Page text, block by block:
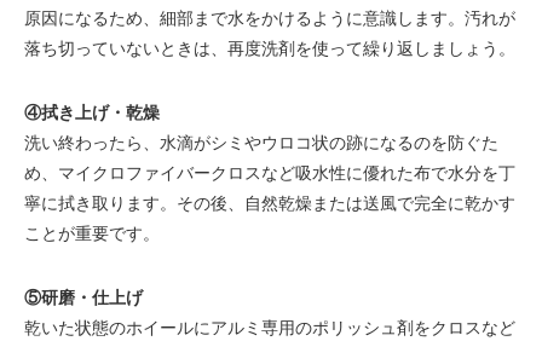
原因になるため、細部まで水をかけるように意識します。汚れが
落ち切っていないときは、再度洗剤を使って繰り返しましょう。
④拭き上げ・乾燥
洗い終わったら、水滴がシミやウロコ状の跡になるのを防ぐた
め、マイクロファイバークロスなど吸水性に優れた布で水分を丁
寧に拭き取ります。その後、自然乾燥または送風で完全に乾かす
ことが重要です。
⑤研磨・仕上げ
乾いた状態のホイールにアルミ専用のポリッシュ剤をクロスなど